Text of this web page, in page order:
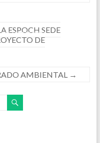
ESPOCH SEDE
DE
AMBIENTAL →